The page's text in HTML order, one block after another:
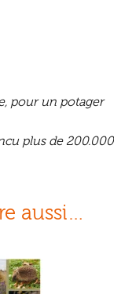
pour un potager
plus de 200.000
aussi…